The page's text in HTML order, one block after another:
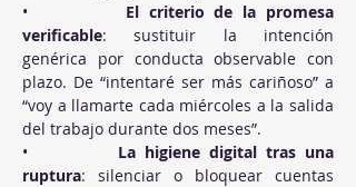
• El criterio de la promesa
verificable: sustituir la intención
genérica por conducta observable con
plazo. De “intentaré ser más cariñoso” a
“voy a llamarte cada miércoles a la salida
del trabajo durante dos meses”.
• La higiene digital tras una
ruptura: silenciar o bloquear cuentas